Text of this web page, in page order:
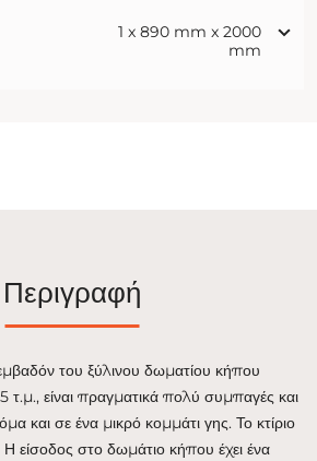
1 x 890 mm x 2000
mm
Περιγραφή
του ξύλινου δωματίου κήπου
τ.μ., είναι πραγματικά πολύ συμπαγές και
και σε ένα μικρό κομμάτι γης. Το κτίριο
Η είσοδος στο δωμάτιο κήπου έχει ένα